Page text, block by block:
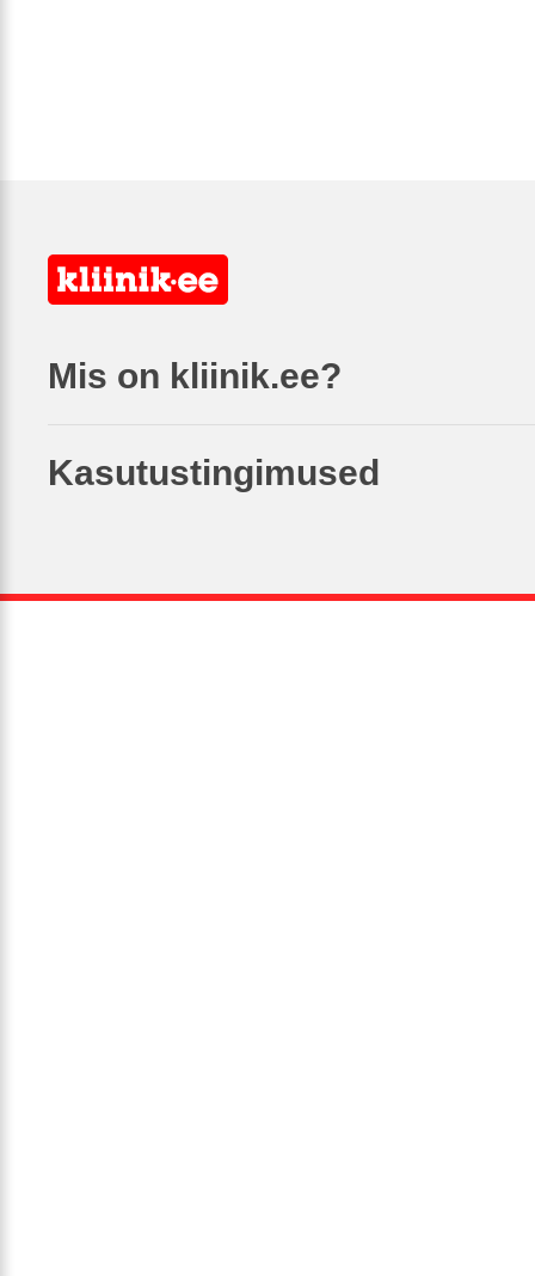
Mis on kliinik.ee?
Kasutustingimused